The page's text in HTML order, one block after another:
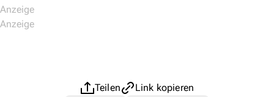
Teilen
Link kopieren